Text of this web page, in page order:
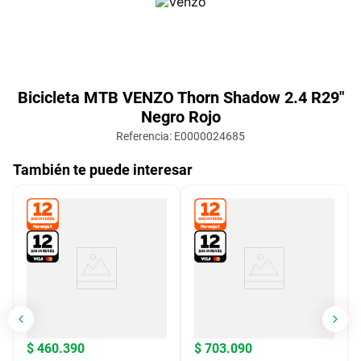
Bicicleta MTB VENZO Thorn Shadow 2.4 R29"
Negro Rojo
Referencia: E0000024685
También te puede interesar
$ 460.390 $ 703.090